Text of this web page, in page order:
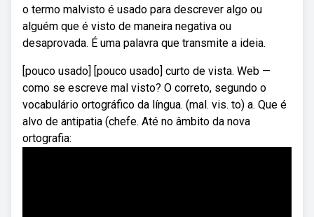
o termo malvisto é usado para descrever algo ou
alguém que é visto de maneira negativa ou
desaprovada. É uma palavra que transmite a ideia.
[pouco usado] [pouco usado] curto de vista. Web —
como se escreve mal visto? O correto, segundo o
vocabulário ortográfico da língua. (mal. vis. to) a. Que é
alvo de antipatia (chefe. Até no âmbito da nova
ortografia: